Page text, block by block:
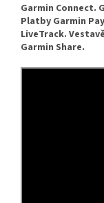
Garmin Connect.
Platby Garmin
LiveTrack.
Garmin Share.